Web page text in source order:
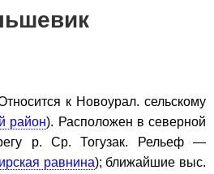
к Новоурал. сельскому
район). Расположен в северной
р. Ср. Тогузак. Рельеф —
равнина); ближайшие выс.